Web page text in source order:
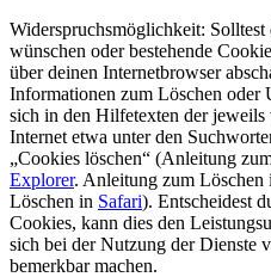
Widerspruchsmöglichkeit:
wünschen oder bestehende
über deinen Internetbrowser
Informationen zum Löschen oder
sich in den Hilfetexten der
Internet etwa unter den
„Cookies löschen“ (Anleitung
Explorer. Anleitung zum Löschen
Löschen in Safari). Entscheidest
Cookies, kann dies den
sich bei der Nutzung der Dienste
bemerkbar machen.